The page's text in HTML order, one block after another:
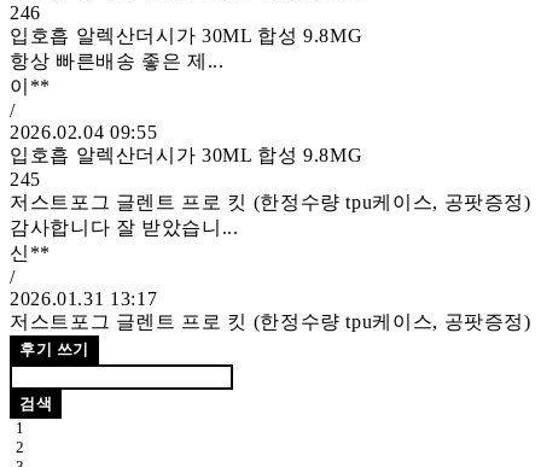
246
입호흡 알렉산더시가 30ML 합성 9.8MG
항상 빠른배송 좋은 제...
이**
/
2026.02.04 09:55
입호흡 알렉산더시가 30ML 합성 9.8MG
245
저스트포그 글렌트 프로 킷 (한정수량 tpu케이스, 공팟증정)
감사합니다 잘 받았습니...
신**
/
2026.01.31 13:17
저스트포그 글렌트 프로 킷 (한정수량 tpu케이스, 공팟증정)
후기 쓰기
검색
1
2